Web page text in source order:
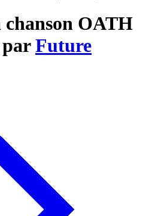
chanson OATH
Future